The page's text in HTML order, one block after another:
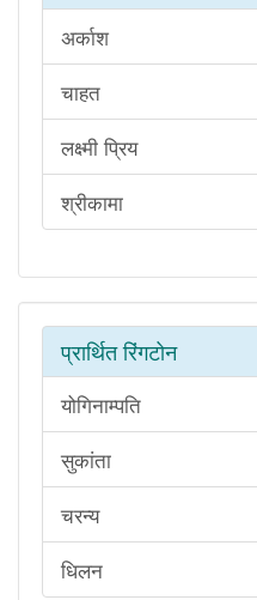
अर्काश
चाहत
लक्ष्मी प्रिय
श्रीकामा
प्रार्थित रिंगटोन
योगिनाम्पति
सुकांता
चरन्य
धिलन